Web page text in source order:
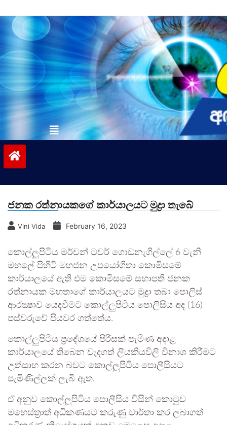
to
contentvinivida.lk
ජනක රත්නායකගේ කාර්යාලයට මුද්‍රා තැබේ
Vini Vida February 16, 2023
කොල්ලුපිටිය මර්චන් ටවර් ගොඩනැගිල්ලේ 6 වැනි
මහලේ පිහිටි මහජන උපයෝගිතා කොමිසමේ
කාර්යාලයේ ඇති එම කොමිසමේ සභාපති ජනක
රත්නායක මහතාගේ කාර්යාලයට මුද්‍රා තබා පොලිස්
ආරක්‍ෂාව යෙදවීමට කොල්ලුපිටිය පොලිසිය අද (16)
පස්වරුවේ පියවර ගත්තේය.
කොල්ලුපිටිය ප්‍රදේශයේ පිරිසක් පැමිණ අදාළ
කාර්යාලයේ තිබෙන වැදගත් ලියකියවිලි විනාශ කිරීමට
උත්සාහ කරන බවට කොල්ලුපිටිය පොලීසියට
පැමිණිල්ලක් ලැබී ඇත.
ඒ අනුව කොල්ලුපිටිය පොලීසිය විසින් කොටුව
මහෙස්ත්‍රාත් අධිකණයට කරුණු වාර්තා කර ලබාගත්